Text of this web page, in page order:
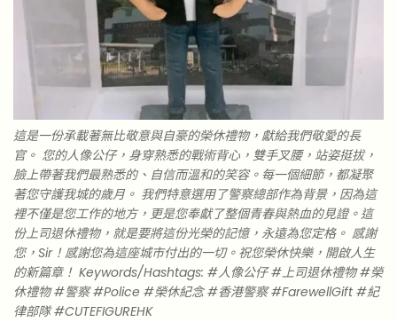
這是一份承載著無比敬意與自豪的榮休禮物，獻給我們敬愛的長
官。 您的人像公仔，身穿熟悉的戰術背心，雙手叉腰，站姿挺拔，
臉上帶著我們最熟悉的、自信而溫和的笑容。每一個細節，都凝聚
著您守護我城的歲月。 我們特意選用了警察總部作為背景，因為這
裡不僅是您工作的地方，更是您奉獻了整個青春與熱血的見證。這
份上司退休禮物，就是要將這份光榮的記憶，永遠為您定格。 感謝
您，Sir！感謝您為這座城市付出的一切。祝您榮休快樂，開啟人生
的新篇章！ Keywords/Hashtags: #人像公仔 #上司退休禮物 #榮
休禮物 #警察 #Police #榮休紀念 #香港警察 #FarewellGift #紀
律部隊 #CUTEFIGUREHK